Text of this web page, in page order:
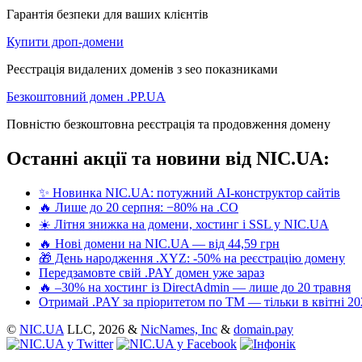
Гарантія безпеки для ваших клієнтів
Купити дроп-домени
Реєстрація видалених доменів з seo показниками
Безкоштовний домен .PP.UA
Повністю безкоштовна реєстрація та продовження домену
Останні акції та новини від NIC.UA:
✨ Новинка NIC.UA: потужний AI-конструктор сайтів
🔥 Лише до 20 серпня: −80% на .CO
☀️ Літня знижка на домени, хостинг і SSL у NIC.UA
🔥 Нові домени на NIC.UA — від 44,59 грн
🎁 День народження .XYZ: -50% на реєстрацію домену
Передзамовте свій .PAY домен уже зараз
🔥 –30% на хостинг із DirectAdmin — лише до 20 травня
Отримай .PAY за пріоритетом по ТМ — тільки в квітні
© NIC.UA LLC, 2026 & NicNames, Inc & domain.pay